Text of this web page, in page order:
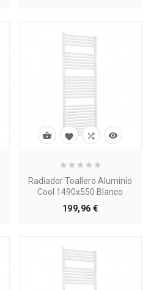
Radiador Toallero Aluminio
Cool 1490x550 Blanco
199,96 €Precio
   